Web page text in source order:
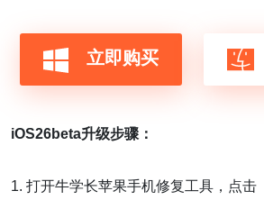
立即购买
iOS26beta升级步骤：
1. 打开牛学长苹果手机修复工具，点击